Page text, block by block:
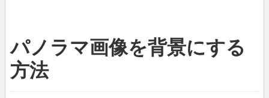
パノラマ画像を背景にする
方法